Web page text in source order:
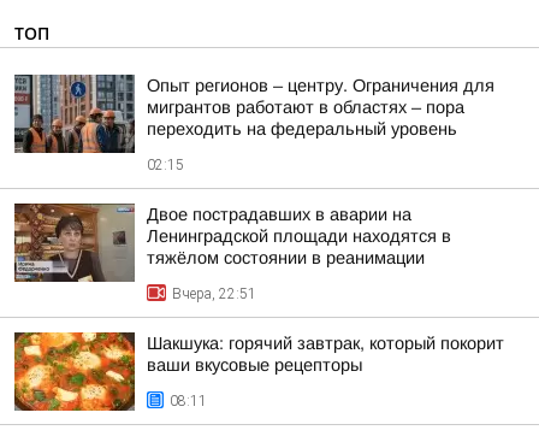
ТОП
Опыт регионов – центру. Ограничения для
мигрантов работают в областях – пора
переходить на федеральный уровень
02:15
Двое пострадавших в аварии на
Ленинградской площади находятся в
тяжёлом состоянии в реанимации
Вчера, 22:51
Шакшука: горячий завтрак, который покорит
ваши вкусовые рецепторы
08:11